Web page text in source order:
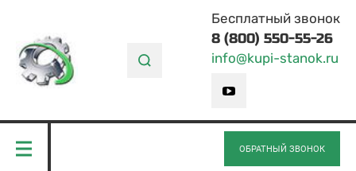
Бесплатный звонок
8 (800) 550-55-26
info@kupi-stanok.ru
ОБРАТНЫЙ ЗВОНОК